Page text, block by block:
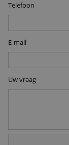
Telefoon
E-mail
Uw vraag